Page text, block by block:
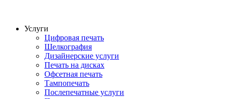
Услуги
Цифровая печать
Шелкография
Дизайнерские услуги
Печать на дисках
Офсетная печать
Тампопечать
Послепечатные услуги